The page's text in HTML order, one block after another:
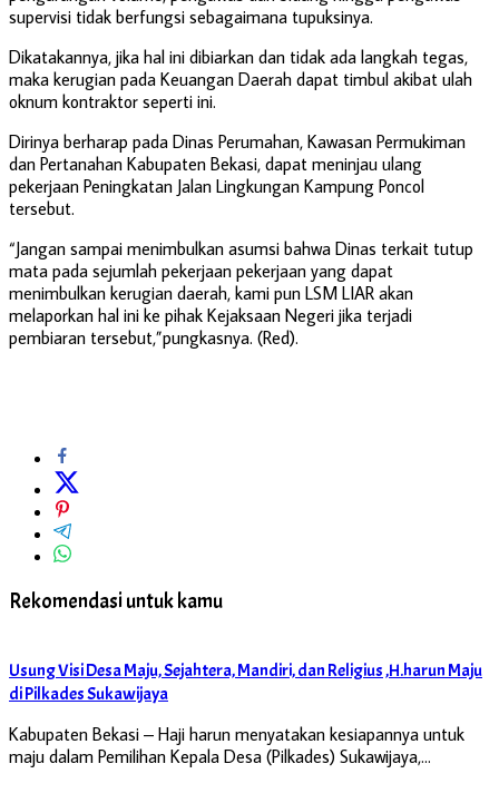
supervisi tidak berfungsi sebagaimana tupuksinya.
Dikatakannya, jika hal ini dibiarkan dan tidak ada langkah tegas,
maka kerugian pada Keuangan Daerah dapat timbul akibat ulah
oknum kontraktor seperti ini.
Dirinya berharap pada Dinas Perumahan, Kawasan Permukiman
dan Pertanahan Kabupaten Bekasi, dapat meninjau ulang
pekerjaan Peningkatan Jalan Lingkungan Kampung Poncol
tersebut.
“Jangan sampai menimbulkan asumsi bahwa Dinas terkait tutup
mata pada sejumlah pekerjaan pekerjaan yang dapat
menimbulkan kerugian daerah, kami pun LSM LIAR akan
melaporkan hal ini ke pihak Kejaksaan Negeri jika terjadi
pembiaran tersebut,”pungkasnya. (Red).
Rekomendasi untuk kamu
Usung Visi Desa Maju, Sejahtera, Mandiri, dan Religius ,H.harun Maju
di Pilkades Sukawijaya
Kabupaten Bekasi – Haji harun menyatakan kesiapannya untuk
maju dalam Pemilihan Kepala Desa (Pilkades) Sukawijaya,…